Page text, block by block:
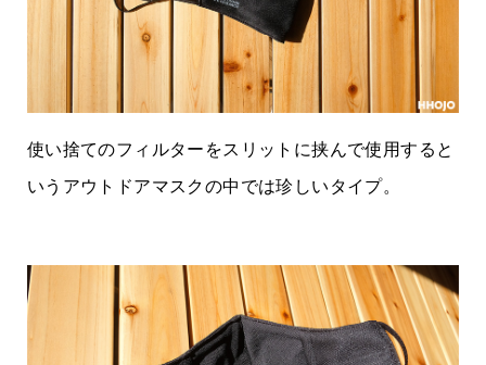
使い捨てのフィルターをスリットに挟んで使用すると
いうアウトドアマスクの中では珍しいタイプ。